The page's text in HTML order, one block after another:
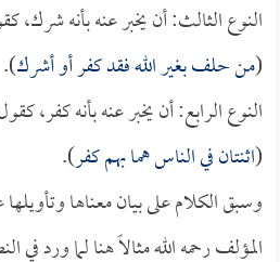
النوع الثالث: أن يخبر عنه بأنه شرك،
(من حلف بغير الله فقد كفر أو أشرك).
النوع الرابع: أن يخبر عنه بأنه كفر،
(اثنتان في الناس هما بهم كفر).
وسبق الكلام على بيان معناها
المؤلف رحمه الله مثالاً هنا لما ورد